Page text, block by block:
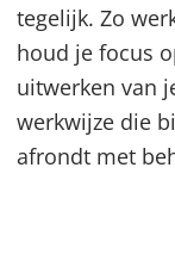
tegelijk. Zo
houd je focus
uitwerken van
werkwijze die
afrondt met